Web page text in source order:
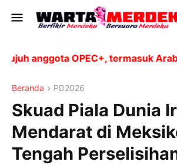
anggota OPEC+, termasuk Arab
Beranda PD2026
Skuad Piala Dunia
Mendarat di
Tengah